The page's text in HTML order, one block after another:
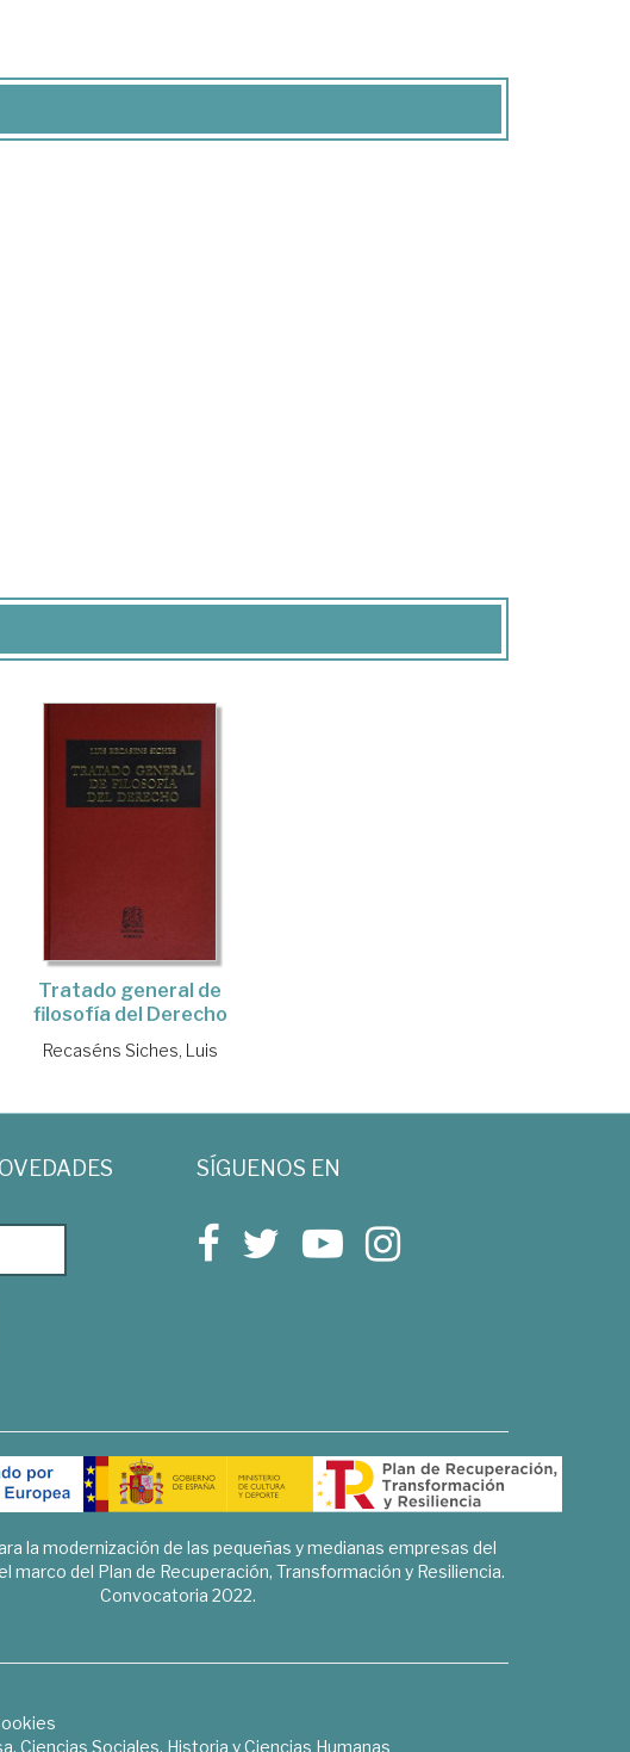
Tratado general de
filosofía del Derecho
Recaséns Siches, Luis
SÍGUENOS EN
la modernización de las pequeñas y medianas empresas del
marco del Plan de Recuperación, Transformación y Resiliencia.
Convocatoria 2022.
Ciencias Sociales, Historia y Ciencias Humanas